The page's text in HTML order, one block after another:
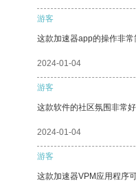
游客
这款加速器app的操作非常
2024-01-04
游客
这款软件的社区氛围非常
2024-01-04
游客
这款加速器VPM应用程序